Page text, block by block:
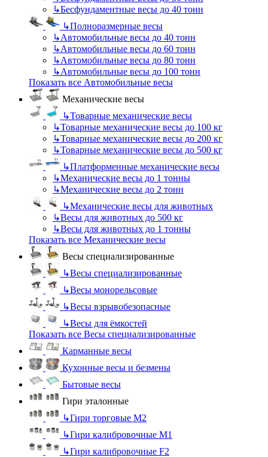
↳Бесфундаментные весы до 40 тонн
↳Полноразмерные весы
↳Автомобильные весы до 40 тонн
↳Автомобильные весы до 60 тонн
↳Автомобильные весы до 80 тонн
↳Автомобильные весы до 100 тонн
Показать все Автомобильные весы
Механические весы
↳Товарные механические весы
↳Товарные механические весы до 100 кг
↳Товарные механические весы до 200 кг
↳Товарные механические весы до 500 кг
↳Платформенные механические весы
↳Механические весы до 1 тонны
↳Механические весы до 2 тонн
↳Механические весы для животных
↳Весы для животных до 500 кг
↳Весы для животных до 1 тонны
Показать все Механические весы
Весы специализированные
↳Весы специализированные
↳Весы монорельсовые
↳Весы взрывобезопасные
↳Весы для ёмкостей
Показать все Весы специализированные
Карманные весы
Кухонные весы и безмены
Бытовые весы
Гири эталонные
↳Гири торговые М2
↳Гири калибровочные М1
↳Гири калибровочные F2